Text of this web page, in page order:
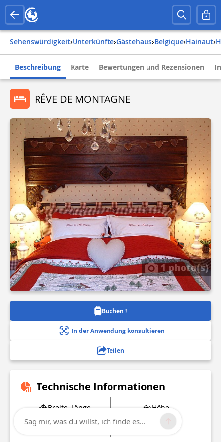
Sehenswürdigkeit› Unterkünfte› Gästehaus› belgique› hainaut›
Beschreibung Karte Bewertungen und Rezensionen
RÊVE DE MONTAGNE
1 photo(s)
Buchen !
In der Anwendung konsultieren
Teilen
Technische Informationen
Breite, Länge
50.16935
4.23491
Höhe
266 m
Sag mir, was du willst, ich finde es...